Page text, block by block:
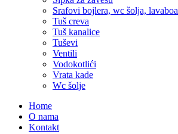
Srafovi bojlera, wc šolja, lavaboa
Tuš creva
Tuš kanalice
Tuševi
Ventili
Vodokotlići
Vrata kade
Wc šolje
Home
O nama
Kontakt